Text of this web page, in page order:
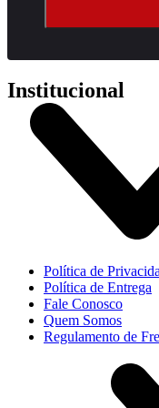
Institucional
Política de
Política de Entrega
Fale Conosco
Quem Somos
Regulamento de